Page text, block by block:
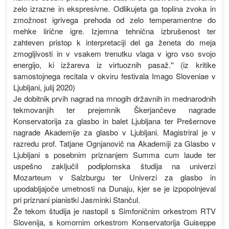
zelo izrazne in ekspresivne. Odlikujeta ga toplina zvoka in
zmožnost igrivega prehoda od zelo temperamentne do
mehke lirične igre. Izjemna tehnična izbrušenost ter
zahteven pristop k interpretaciji del ga ženeta do meja
zmogljivosti in v vsakem trenutku vlaga v igro vso svojo
energijo, ki izžareva iz virtuoznih pasaž.'' (iz kritike
samostojnega recitala v okviru festivala Imago Sloveniae v
Ljubljani, julij 2020)
Je dobitnik prvih nagrad na mnogih državnih in mednarodnih
tekmovanjih ter prejemnik Škerjančeve nagrade
Konservatorija za glasbo in balet Ljubljana ter Prešernove
nagrade Akademije za glasbo v Ljubljani. Magistriral je v
razredu prof. Tatjane Ognjanovič na Akademiji za Glasbo v
Ljubljani s posebnim priznanjem Summa cum laude ter
uspešno zaključil podiplomska študija na univerzi
Mozarteum v Salzburgu ter Univerzi za glasbo in
upodabljajoče umetnosti na Dunaju, kjer se je izpopolnjeval
pri priznani pianistki Jasminki Stančul.
Že tekom študija je nastopil s Simfoničnim orkestrom RTV
Slovenija, s komornim orkestrom Konservatorija Guiseppe